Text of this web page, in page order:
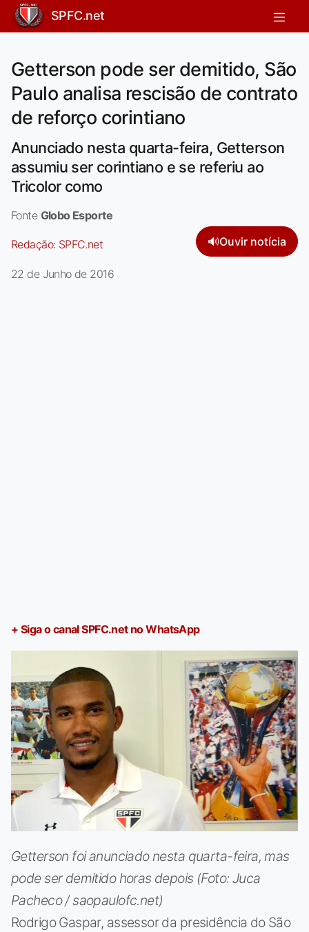
SPFC.net
Getterson pode ser demitido, São
Paulo analisa rescisão de contrato
de reforço corintiano
Anunciado nesta quarta-feira, Getterson
assumiu ser corintiano e se referiu ao
Tricolor como
Fonte Globo Esporte
Redação: SPFC.net 🔊Ouvir notícia
22 de Junho de 2016
+ Siga o canal SPFC.net no WhatsApp
Getterson foi anunciado nesta quarta-feira, mas
pode ser demitido horas depois (Foto: Juca
Pacheco / saopaulofc.net)
Rodrigo Gaspar, assessor da presidência do São